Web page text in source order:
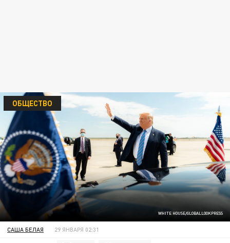
WHITE HOUSE/GLOBALLOOKPRESS
ОБЩЕСТВО
САША БЕЛАЯ 29 ЯНВАРЯ 02:31